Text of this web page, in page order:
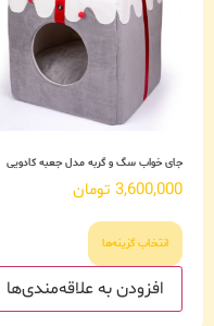
جای خواب سگ و گربه مدل جعبه کادویی
3,600,000 تومان
انتخاب گزینه‌ها
افزودن به علاقه‌مندی‌ها